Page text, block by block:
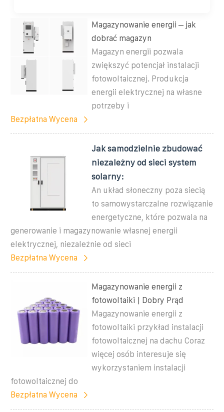
Magazynowanie energii – jak
dobrać magazyn
Magazyn energii pozwala
zwiększyć potencjał instalacji
fotowoltaicznej. Produkcja
energii elektrycznej na własne
potrzeby i
Bezpłatna Wycena
Jak samodzielnie zbudować
niezależny od sieci system
solarny:
An układ słoneczny poza siecią
to samowystarczalne rozwiązanie
energetyczne, które pozwala na
generowanie i magazynowanie własnej energii
elektrycznej, niezależnie od sieci
Bezpłatna Wycena
Magazynowanie energii z
fotowoltaiki | Dobry Prąd
Magazynowanie energii z
fotowoltaiki przykład instalacji
fotowoltaicznej na dachu Coraz
więcej osób interesuje się
wykorzystaniem instalacji
fotowoltaicznej do
Bezpłatna Wycena